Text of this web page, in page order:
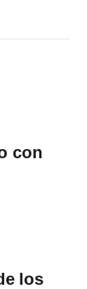
con
los